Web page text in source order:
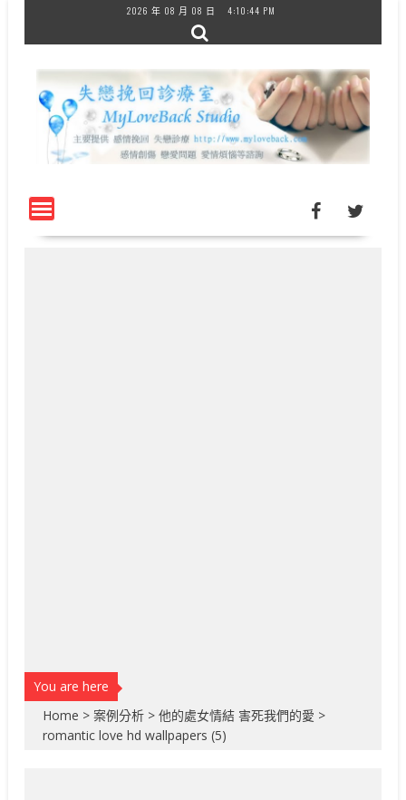
content
2026 年 08 月 08 日 4:10:45 PM
You are here
Home >案例分析 >他的處女情結 害死我們的愛 >
romantic love hd wallpapers (5)